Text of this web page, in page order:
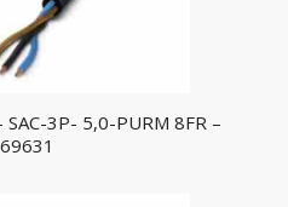
3P- 5,0-PURM 8FR –